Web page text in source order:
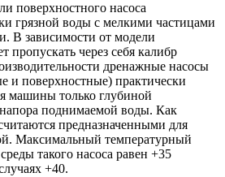
поверхностного насоса
грязной воды с мелкими частицами
В зависимости от модели
пропускать через себя калибр
дренажные насосы
и поверхностные) практически
машины только глубиной
поднимаемой воды. Как
предназначенными для
Максимальный температурный
такого насоса равен +35
+40.